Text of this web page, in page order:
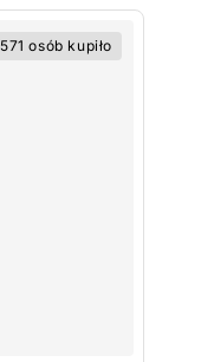
571 osób kupiło